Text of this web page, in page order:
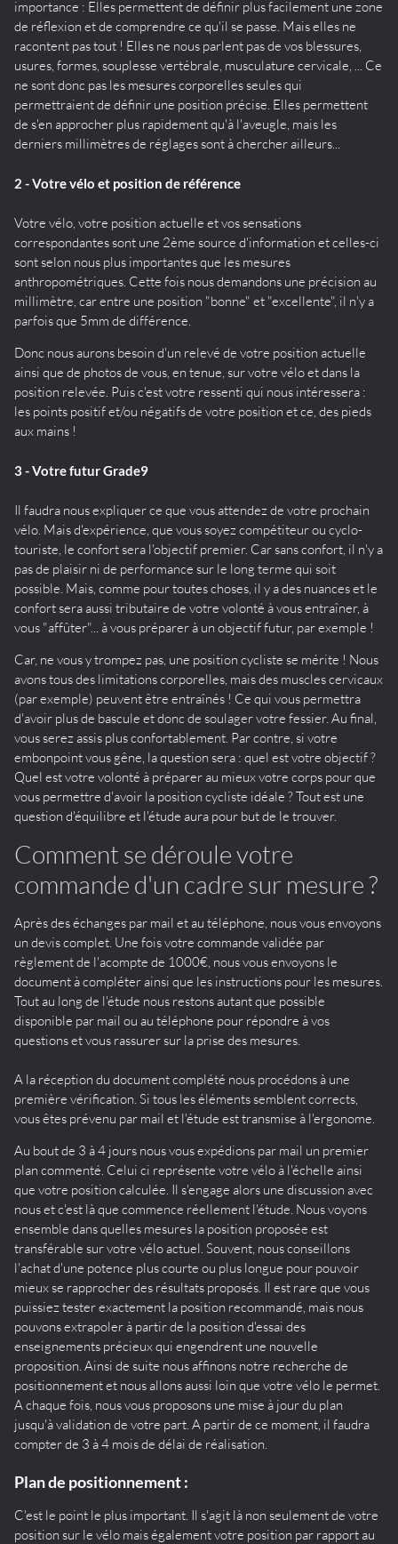
importance : Elles permettent de définir plus facilement une zone
de réflexion et de comprendre ce qu'il se passe. Mais elles ne
racontent pas tout ! Elles ne nous parlent pas de vos blessures,
usures, formes, souplesse vertébrale, musculature cervicale, ... Ce
ne sont donc pas les mesures corporelles seules qui
permettraient de définir une position précise. Elles permettent
de s'en approcher plus rapidement qu'à l'aveugle, mais les
derniers millimètres de réglages sont à chercher ailleurs...
2 - Votre vélo et position de référence
Votre vélo, votre position actuelle et vos sensations
correspondantes sont une 2ème source d'information et celles-ci
sont selon nous plus importantes que les mesures
anthropométriques. Cette fois nous demandons une précision au
millimètre, car entre une position "bonne" et "excellente", il n'y a
parfois que 5mm de différence.
Donc nous aurons besoin d'un relevé de votre position actuelle
ainsi que de photos de vous, en tenue, sur votre vélo et dans la
position relevée. Puis c'est votre ressenti qui nous intéressera :
les points positif et/ou négatifs de votre position et ce, des pieds
aux mains !
3 - Votre futur Grade9
Il faudra nous expliquer ce que vous attendez de votre prochain
vélo. Mais d'expérience, que vous soyez compétiteur ou cyclo-
touriste, le confort sera l'objectif premier. Car sans confort, il n'y a
pas de plaisir ni de performance sur le long terme qui soit
possible. Mais, comme pour toutes choses, il y a des nuances et le
confort sera aussi tributaire de votre volonté à vous entraîner, à
vous "affûter"... à vous préparer à un objectif futur, par exemple !
Car, ne vous y trompez pas, une position cycliste se mérite ! Nous
avons tous des limitations corporelles, mais des muscles cervicaux
(par exemple) peuvent être entraînés ! Ce qui vous permettra
d'avoir plus de bascule et donc de soulager votre fessier. Au final,
vous serez assis plus confortablement. Par contre, si votre
embonpoint vous gêne, la question sera : quel est votre objectif ?
Quel est votre volonté à préparer au mieux votre corps pour que
vous permettre d'avoir la position cycliste idéale ? Tout est une
question d'équilibre et l'étude aura pour but de le trouver.
Comment se déroule votre
commande d'un cadre sur mesure ?
Après des échanges par mail et au téléphone, nous vous envoyons
un devis complet. Une fois votre commande validée par
règlement de l'acompte de 1000€, nous vous envoyons le
document à compléter ainsi que les instructions pour les mesures.
Tout au long de l'étude nous restons autant que possible
disponible par mail ou au téléphone pour répondre à vos
questions et vous rassurer sur la prise des mesures.
A la réception du document complété nous procédons à une
première vérification. Si tous les éléments semblent corrects,
vous êtes prévenu par mail et l'étude est transmise à l'ergonome.
Au bout de 3 à 4 jours nous vous expédions par mail un premier
plan commenté. Celui ci représente votre vélo à l'échelle ainsi
que votre position calculée. Il s'engage alors une discussion avec
nous et c'est là que commence réellement l'étude. Nous voyons
ensemble dans quelles mesures la position proposée est
transférable sur votre vélo actuel. Souvent, nous conseillons
l'achat d'une potence plus courte ou plus longue pour pouvoir
mieux se rapprocher des résultats proposés. Il est rare que vous
puissiez tester exactement la position recommandé, mais nous
pouvons extrapoler à partir de la position d'essai des
enseignements précieux qui engendrent une nouvelle
proposition. Ainsi de suite nous affinons notre recherche de
positionnement et nous allons aussi loin que votre vélo le permet.
A chaque fois, nous vous proposons une mise à jour du plan
jusqu'à validation de votre part. A partir de ce moment, il faudra
compter de 3 à 4 mois de délai de réalisation.
Plan de positionnement :
C'est le point le plus important. Il s'agit là non seulement de votre
position sur le vélo mais également votre position par rapport au